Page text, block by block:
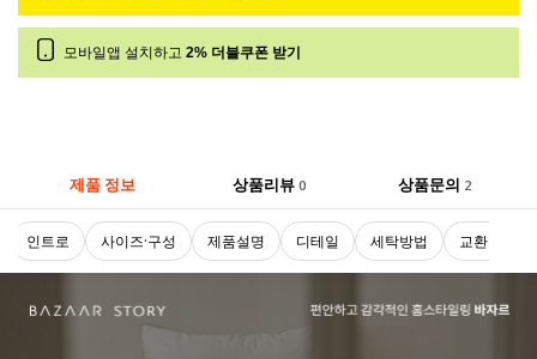
모바일앱 설치하고 2% 더블쿠폰 받기
제품 정보 상품리뷰 0 상품문의 2
인트로 사이즈·구성 제품설명 디테일 세탁방법 교환 및 반